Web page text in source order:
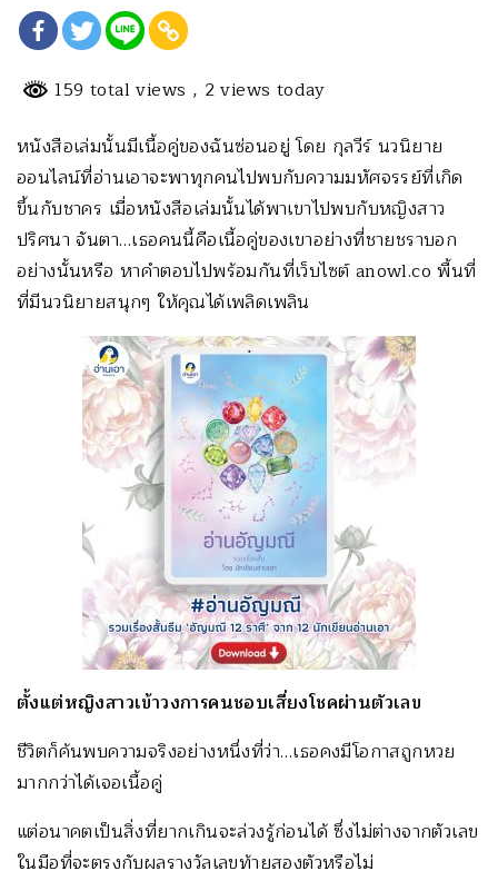
159 total views , 2 views today
หนังสือเล่มนั้นมีเนื้อคู่ของฉันซ่อนอยู่ โดย กุลวีร์ นวนิยาย
ออนไลน์ที่อ่านเอาจะพาทุกคนไปพบกับความมหัศจรรย์ที่เกิด
ขึ้นกับชาคร เมื่อหนังสือเล่มนั้นได้พาเขาไปพบกับหญิงสาว
ปริศนา จันตา…เธอคนนี้คือเนื้อคู่ของเขาอย่างที่ชายชราบอก
อย่างนั้นหรือ หาคำตอบไปพร้อมกันที่เว็บไซต์ anowl.co พื้นที่
ที่มีนวนิยายสนุกๆ ให้คุณได้เพลิดเพลิน
ตั้งแต่หญิงสาวเข้าวงการคนชอบเสี่ยงโชคผ่านตัวเลข
ชีวิตก็ค้นพบความจริงอย่างหนึ่งที่ว่า…เธอคงมีโอกาสถูกหวย
มากกว่าได้เจอเนื้อคู่
แต่อนาคตเป็นสิ่งที่ยากเกินจะล่วงรู้ก่อนได้ ซึ่งไม่ต่างจากตัวเลข
ในมือที่จะตรงกับผลรางวัลเลขท้ายสองตัวหรือไม่